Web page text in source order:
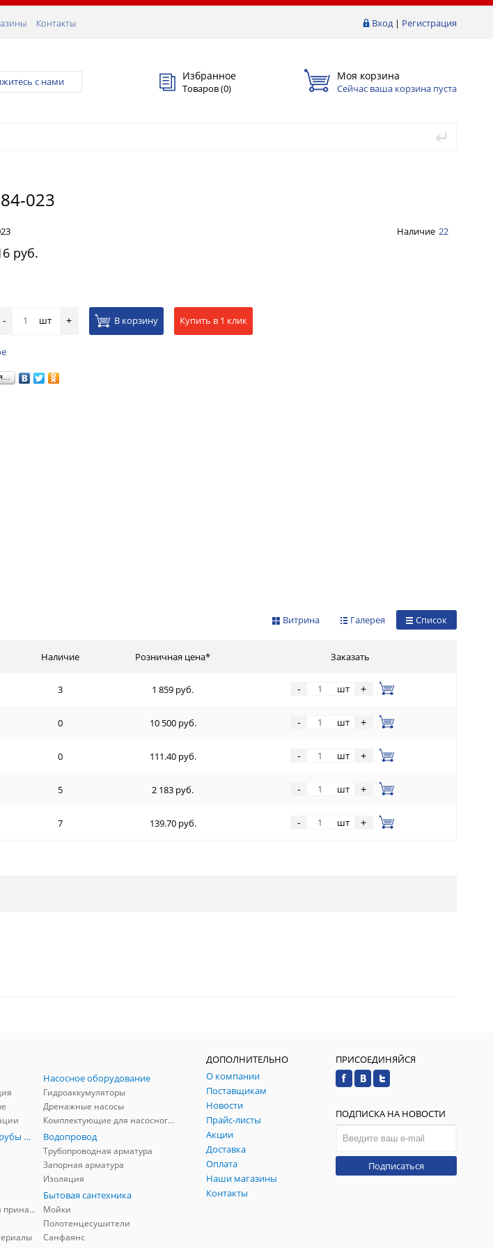
Вход| Регистрация
Контакты
с нами Избранное
Товаров (0)
Моя корзина
Сейчас ваша корзина пуста
023
Наличие 22
руб.
- шт + В корзину Купить в 1 клик
Список
Галерея
Витрина
Наличие Розничная цена* Заказать
3 1 859 руб. - шт +
0 10 500 руб. - шт +
0 111.40 руб. - шт +
5 2 183 руб. - шт +
7 139.70 руб. - шт +
Насосное оборудование
Гидроаккумуляторы
Дренажные насосы
Комплектующие для насосного оборудования
Полипропиленовые трубы и фитинги Водопровод
Трубопроводная арматура
Запорная арматура
Изоляция
Кухонные аксессуары и принадлежности
Бытовая сантехника
Мойки
Полотенцесушители
Санфаянс
ДОПОЛНИТЕЛЬНО
О компании
Поставщикам
Новости
Прайс-листы
Акции
Доставка
Оплата
Наши магазины
Контакты
ПРИСОЕДИНЯЙСЯ
ПОДПИСКА НА НОВОСТИ
Подписаться